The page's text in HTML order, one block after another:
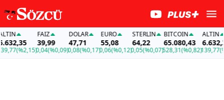
(%2,15)
FAİZ
39,99
0,04(%0,09)
DOLAR
47,71
0,08(%0,17)
EURO
55,08
0,06(%0,12)
STERLIN
64,22
0,05(%0,07)
BITCOIN
65.080,43
528,31(%0,82)
ALTIN
6.632,35
139,77